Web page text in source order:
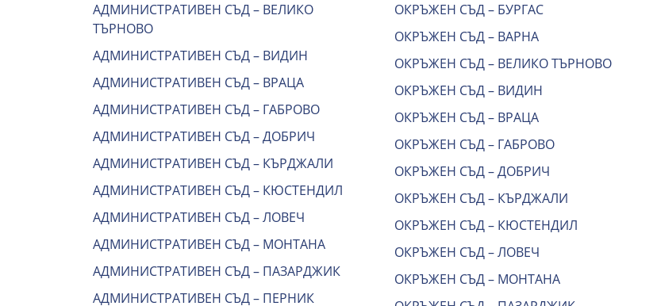
АДМИНИСТРАТИВЕН СЪД – ВЕЛИКО
ТЪРНОВО
АДМИНИСТРАТИВЕН СЪД – ВИДИН
АДМИНИСТРАТИВЕН СЪД – ВРАЦА
АДМИНИСТРАТИВЕН СЪД – ГАБРОВО
АДМИНИСТРАТИВЕН СЪД – ДОБРИЧ
АДМИНИСТРАТИВЕН СЪД – КЪРДЖАЛИ
АДМИНИСТРАТИВЕН СЪД – КЮСТЕНДИЛ
АДМИНИСТРАТИВЕН СЪД – ЛОВЕЧ
АДМИНИСТРАТИВЕН СЪД – МОНТАНА
АДМИНИСТРАТИВЕН СЪД – ПАЗАРДЖИК
АДМИНИСТРАТИВЕН СЪД – ПЕРНИК
ОКРЪЖЕН СЪД – БУРГАС
ОКРЪЖЕН СЪД – ВАРНА
ОКРЪЖЕН СЪД – ВЕЛИКО ТЪРНОВО
ОКРЪЖЕН СЪД – ВИДИН
ОКРЪЖЕН СЪД – ВРАЦА
ОКРЪЖЕН СЪД – ГАБРОВО
ОКРЪЖЕН СЪД – ДОБРИЧ
ОКРЪЖЕН СЪД – КЪРДЖАЛИ
ОКРЪЖЕН СЪД – КЮСТЕНДИЛ
ОКРЪЖЕН СЪД – ЛОВЕЧ
ОКРЪЖЕН СЪД – МОНТАНА